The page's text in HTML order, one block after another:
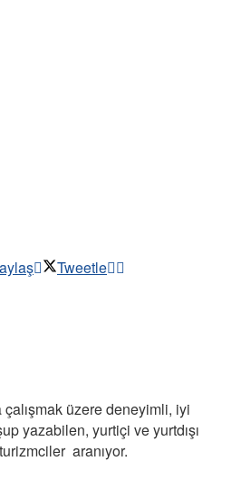
Tweetle
üzere deneyimli, iyi
yazabilen, yurtiçi ve yurtdışı
aranıyor.